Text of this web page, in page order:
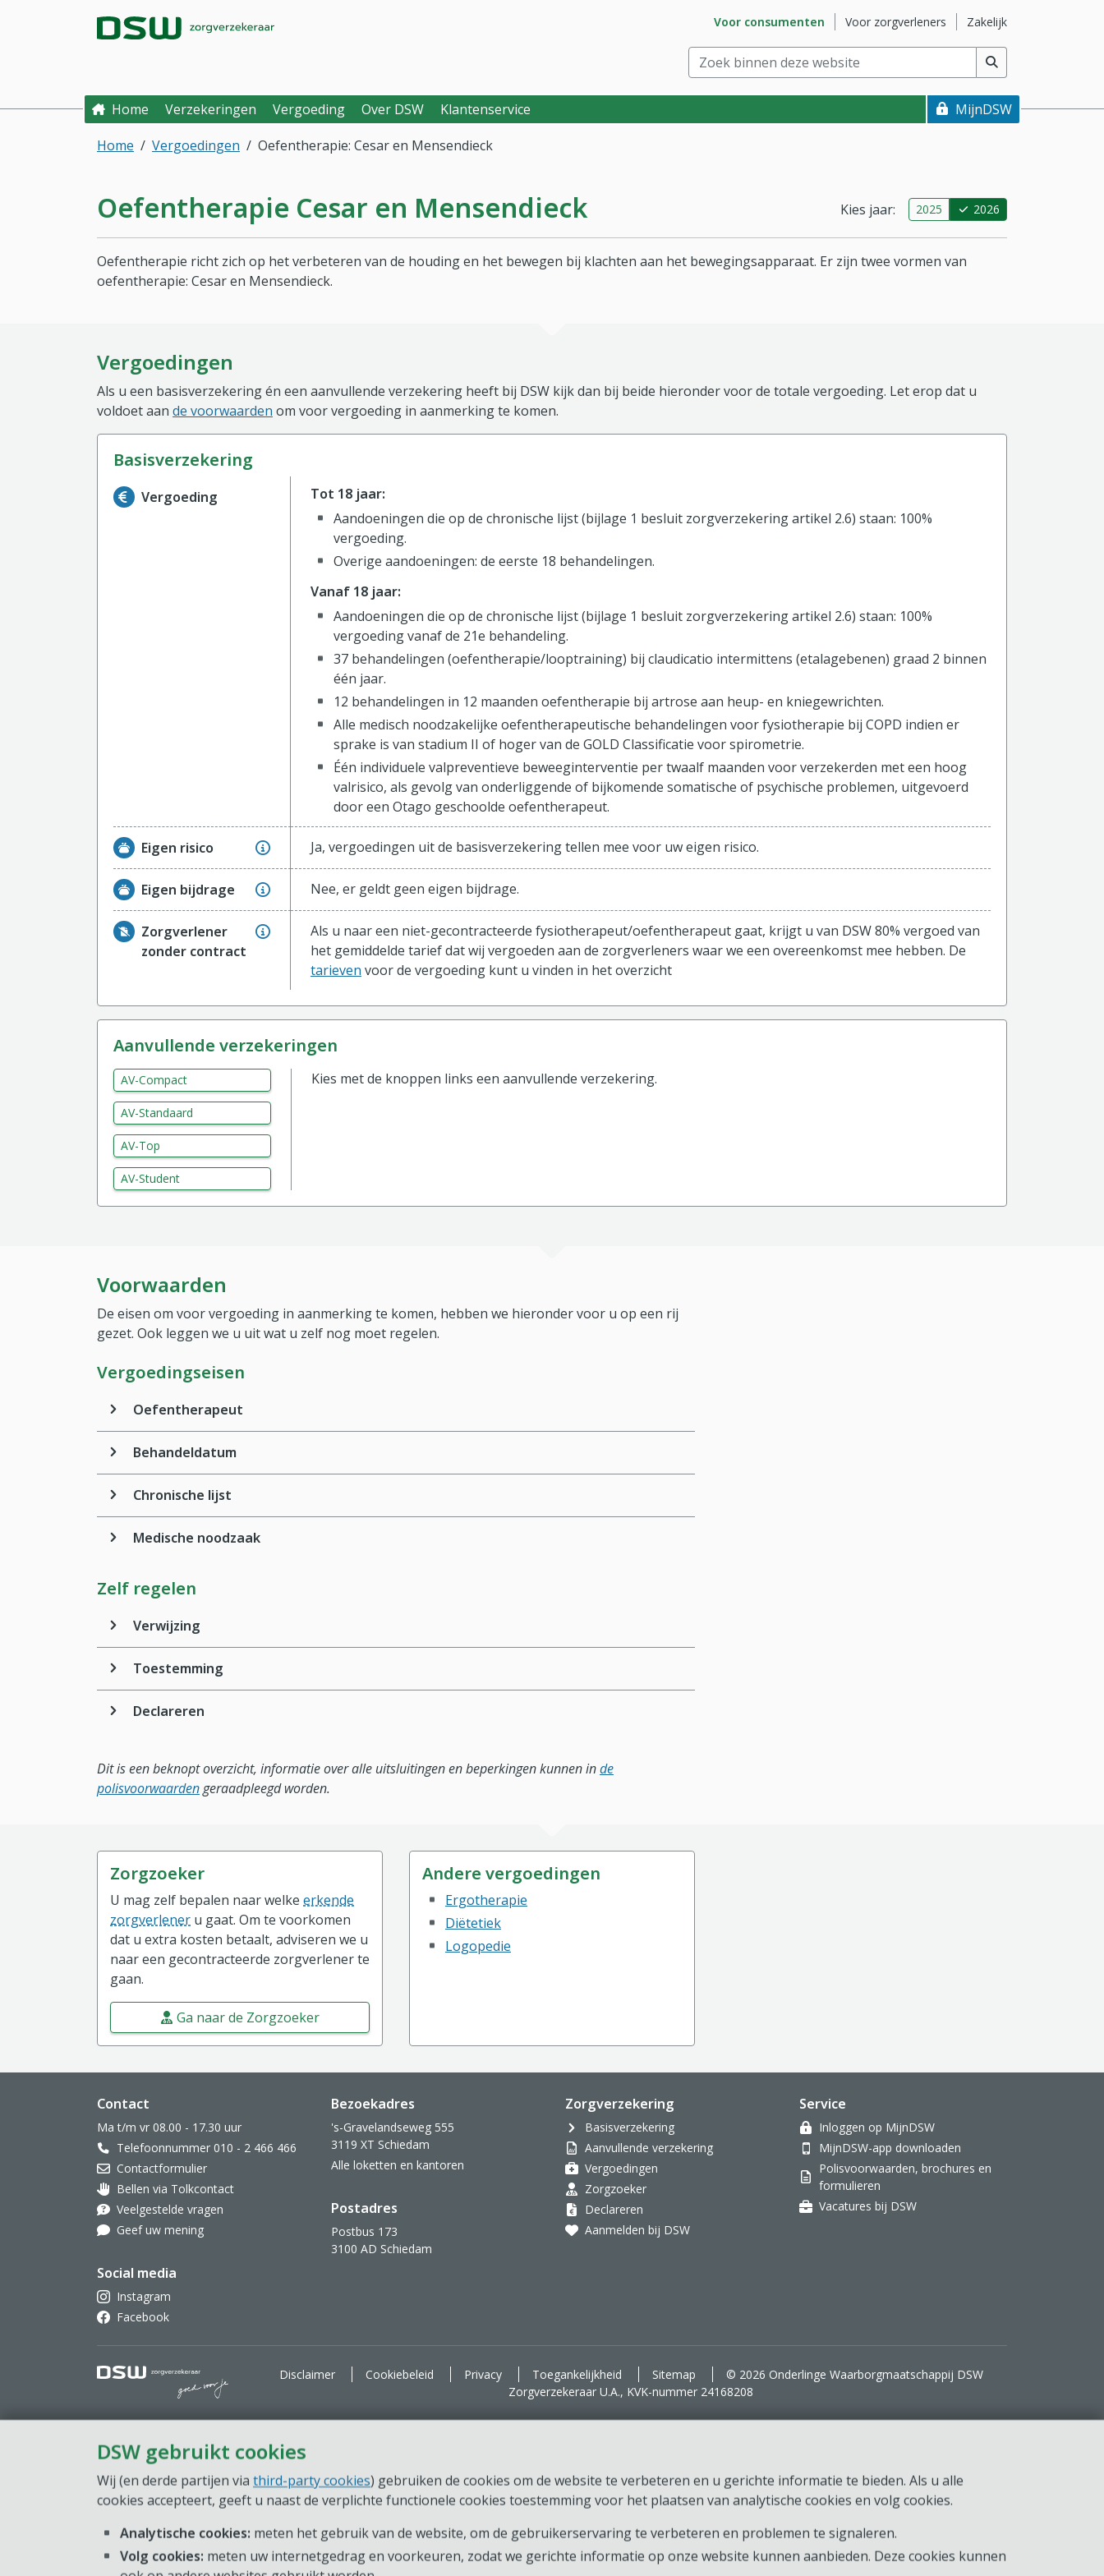
DSW gebruikt cookies
Wij (en derde partijen via third-party cookies) gebruiken de cookies om de website te verbeteren en u gerichte informatie te bieden. Als u alle
cookies accepteert, geeft u naast de verplichte functionele cookies toestemming voor het plaatsen van analytische cookies en volg cookies.
Analytische cookies: meten het gebruik van de website, om de gebruikerservaring te verbeteren en problemen te signaleren.
Volg cookies: meten uw internetgedrag en voorkeuren, zodat we gerichte informatie op onze website kunnen aanbieden. Deze cookies kunnen
Direct naar hoofdinhoud
Direct naar hoofdmenu DSW Zorgverzekeraar. Goed voor je. Ga naar subsite
Voor consumenten Ga naar subsite
Voor zorgverleners Ga naar subsite
Zakelijk
Zoek binnen deze website(min. 2 tekens)
Home Verzekeringen Vergoeding Over DSW Klantenservice
MijnDSW
Home
Vergoedingen Oefentherapie: Cesar en Mensendieck
Oefentherapie Cesar en Mensendieck Kies jaar: 2025 2026
Oefentherapie richt zich op het verbeteren van de houding en het bewegen bij klachten aan het bewegingsapparaat. Er zijn twee vormen van
oefentherapie: Cesar en Mensendieck.
Vergoedingen
Als u een basisverzekering én een aanvullende verzekering heeft bij DSW kijk dan bij beide hieronder voor de totale vergoeding. Let erop dat u
voldoet aan de voorwaarden om voor vergoeding in aanmerking te komen.
basisverzekering
Informatie over de vergoeding van de basisverzekering
Vergoeding
Tot 18 jaar:
Aandoeningen die op de chronische lijst (bijlage 1 besluit zorgverzekering artikel 2.6) staan: 100%
vergoeding.
Overige aandoeningen: de eerste 18 behandelingen.
Vanaf 18 jaar:
Aandoeningen die op de chronische lijst (bijlage 1 besluit zorgverzekering artikel 2.6) staan: 100%
vergoeding vanaf de 21e behandeling.
37 behandelingen (oefentherapie/looptraining) bij claudicatio intermittens (etalagebenen) graad 2 binnen
één jaar.
12 behandelingen in 12 maanden oefentherapie bij artrose aan heup- en kniegewrichten.
Alle medisch noodzakelijke oefentherapeutische behandelingen voor fysiotherapie bij COPD indien er
sprake is van stadium II of hoger van de GOLD Classificatie voor spirometrie.
Één individuele valpreventieve beweeginterventie per twaalf maanden voor verzekerden met een hoog
valrisico, als gevolg van onderliggende of bijkomende somatische of psychische problemen, uitgevoerd
door een Otago geschoolde oefentherapeut.
Eigen risico Ja, vergoedingen uit de basisverzekering tellen mee voor uw eigen risico.
Eigen bijdrage Nee, er geldt geen eigen bijdrage.
Zorgverlener
zonder contract
Als u naar een niet-gecontracteerde fysiotherapeut/oefentherapeut gaat, krijgt u van DSW 80% vergoed van
het gemiddelde tarief dat wij vergoeden aan de zorgverleners waar we een overeenkomst mee hebben. De
tarieven voor de vergoeding kunt u vinden in het overzicht
aanvullende verzekeringen
AV-Compact
AV-Standaard
AV-Top
AV-Student
Kies met de knoppen links een aanvullende verzekering.
Voorwaarden
De eisen om voor vergoeding in aanmerking te komen, hebben we hieronder voor u op een rij
gezet. Ook leggen we u uit wat u zelf nog moet regelen.
Vergoedingseisen
Oefentherapeut
Behandeldatum
Chronische lijst
Medische noodzaak
Zelf regelen
Verwijzing
Toestemming
Declareren
Dit is een beknopt overzicht, informatie over alle uitsluitingen en beperkingen kunnen inde
polisvoorwaardengeraadpleegd worden.
Zorgzoeker
U mag zelf bepalen naar welke erkende
zorgverlener u gaat. Om te voorkomen
dat u extra kosten betaalt, adviseren we u
naar een gecontracteerde zorgverlener te
gaan.
Ga naar de Zorgzoeker
Andere vergoedingen
Ergotherapie
Diëtetiek
Logopedie
Website footer
Contact
Ma t/m vr 08.00 - 17.30 uur
Telefoonnummer 010 - 2 466 466
Contactformulier
Oor met hoortoestel
Bellen via Tolkcontact
Veelgestelde vragen
Geef uw mening
Social media
Instagram
Facebook
Bezoekadres
's-Gravelandseweg 555
3119 XT Schiedam
Alle loketten en kantoren
Postadres
Postbus 173
3100 AD Schiedam
Zorgverzekering
Basisverzekering
Aanvullende verzekering
Vergoedingen
Zorgzoeker
Declareren
Aanmelden bij DSW
Service
Inloggen op MijnDSW
MijnDSW-app downloaden
Polisvoorwaarden, brochures en
formulieren
Vacatures bij DSW
DSW Zorgverzekeraar. Goed voor je.
Disclaimer Cookiebeleid Privacy Toegankelijkheid Sitemap
© 2026 Onderlinge Waarborgmaatschappij DSW
Zorgverzekeraar U.A., KVK-nummer 24168208